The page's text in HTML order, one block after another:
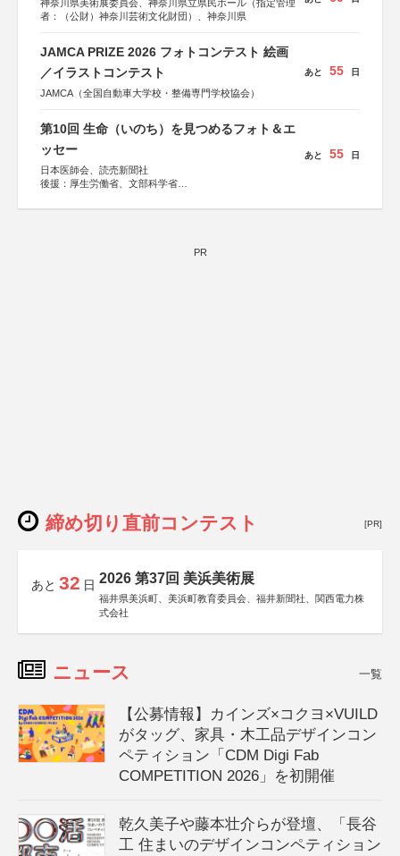
神奈川県美術展委員会、神奈川県立県民ホール（指定管理
者：（公財）神奈川芸術文化財団）、神奈川県
JAMCA PRIZE 2026 フォトコンテスト 絵画
／イラストコンテスト
JAMCA（全国自動車大学校・整備専門学校協会）
あと 55 日
第10回 生命（いのち）を見つめるフォト＆エ
ッセー
日本医師会、読売新聞社
後援：厚生労働省、文部科学省
しん生命保険株式会社
あと 55 日
PR
締め切り直前コンテスト [PR]
あと 32 日 2026 第37回 美浜美術展
福井県美浜町、美浜町教育委員会、福井新聞社、関西電力株
式会社
ニュース 一覧
【公募情報】カインズ×コクヨ×VUILD
がタッグ、家具・木工品デザインコン
ペティション「CDM Digi Fab
COMPETITION 2026」を初開催
乾久美子や藤本壮介らが登壇、「長谷
工 住まいのデザインコンペティション